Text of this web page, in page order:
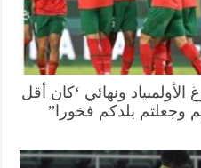
الأولمبياد ونهائي ‘كان أقل